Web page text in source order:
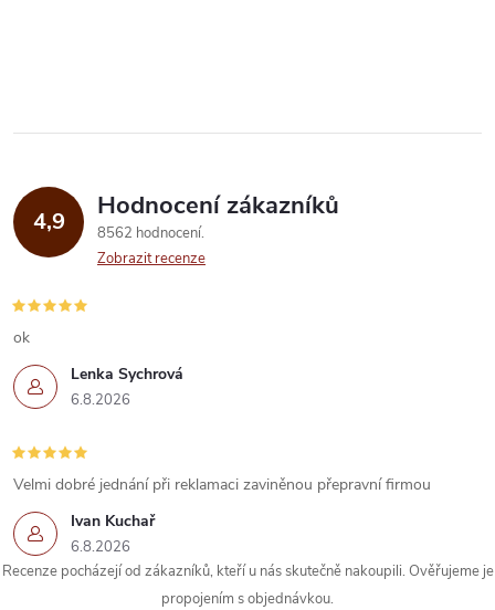
l
d
a
c
í
p
r
v
k
y
4,9 Hodnocení zákazníků
8562 hodnocení
Zobrazit recenze
Lenka Sychrová
6.8.2026
ok
Ivan Kuchař
6.8.2026
Velmi dobré jednání při reklamaci zaviněnou přepravní firmou
Recenze pocházejí od zákazníků, kteří u nás skutečně nakoupili. Ověřujeme je
propojením s objednávkou.